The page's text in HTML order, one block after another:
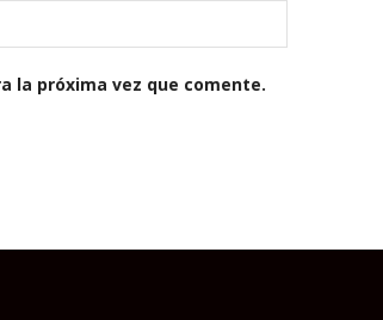
la próxima vez que comente.